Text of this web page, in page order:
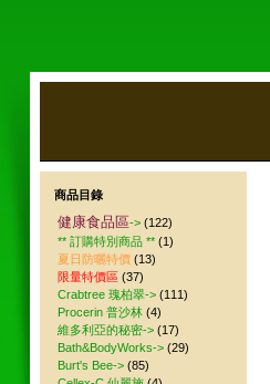
商品目錄
健康食品區-> (122)
** 訂購特別商品 ** (1)
夏日防曬特價 (13)
限量特價區 (37)
Crabtree 瑰柏翠-> (111)
Procerin 普沙林 (4)
維多利亞的秘密-> (17)
Bath&BodyWorks-> (29)
Burt's Bee-> (85)